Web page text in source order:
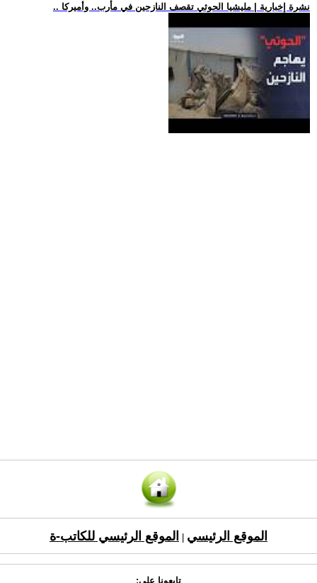
.. نشرة إخبارية | مليشيا الحوثي تقصف النازحين في مأرب.. وأميركا
الموقع الرئيسي الموقع الرئيسي للكاتب-ة
تابعونا على: